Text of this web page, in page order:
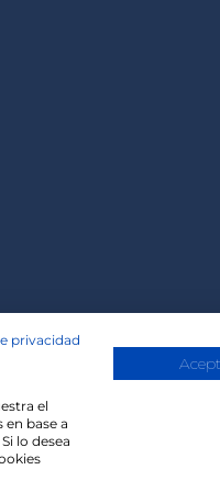
preferences and repeat
privacidad
el
base a
lo desea